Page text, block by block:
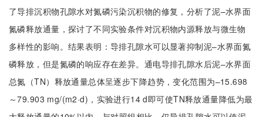
了导排沉积物孔隙水对氮磷污染沉积物的修复，分析了泥–水界面
氮磷释放通量，探讨了不同实验条件对沉积物内源释放与微生物
多样性的影响。结果表明：导排孔隙水可以显著抑制泥–水界面氮
磷释放，但是氮磷的响应存在差异。通电导排孔隙水后泥–水界面
总氮（TN）释放通量总体呈逐步下降趋势，变化范围为–15.698
～79.903 mg/(m2·d)，实验进行14 d即可使TN释放通量降低为最